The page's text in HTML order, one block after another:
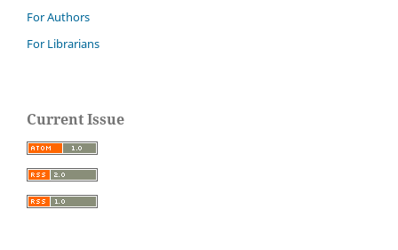
For Authors
For Librarians
Current Issue